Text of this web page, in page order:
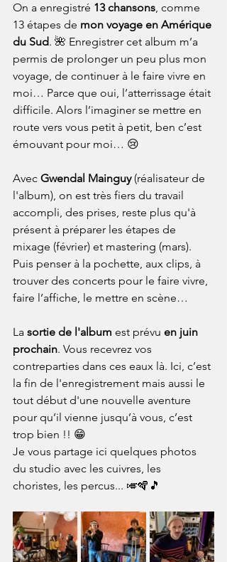
On a enregistré 13 chansons, comme
13 étapes de mon voyage en Amérique
du Sud. 🌺 Enregistrer cet album m’a
permis de prolonger un peu plus mon
voyage, de continuer à le faire vivre en
moi… Parce que oui, l’atterrissage était
difficile. Alors l’imaginer se mettre en
route vers vous petit à petit, ben c’est
émouvant pour moi… 😢
Avec Gwendal Mainguy (réalisateur de
l'album), on est très fiers du travail
accompli, des prises, reste plus qu'à
présent à préparer les étapes de
mixage (février) et mastering (mars).
Puis penser à la pochette, aux clips, à
trouver des concerts pour le faire vivre,
faire l’affiche, le mettre en scène…
La sortie de l'album est prévu en juin
prochain. Vous recevrez vos
contreparties dans ces eaux là. Ici, c’est
la fin de l'enregistrement mais aussi le
tout début d'une nouvelle aventure
pour qu’il vienne jusqu’à vous, c’est
trop bien !! 😁
Je vous partage ici quelques photos
du studio avec les cuivres, les
choristes, les percus... 🎺🪇🎵